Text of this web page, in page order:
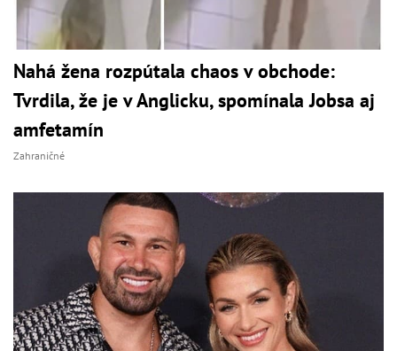
Nahá žena rozpútala chaos v obchode:
Tvrdila, že je v Anglicku, spomínala Jobsa aj
amfetamín
Zahraničné